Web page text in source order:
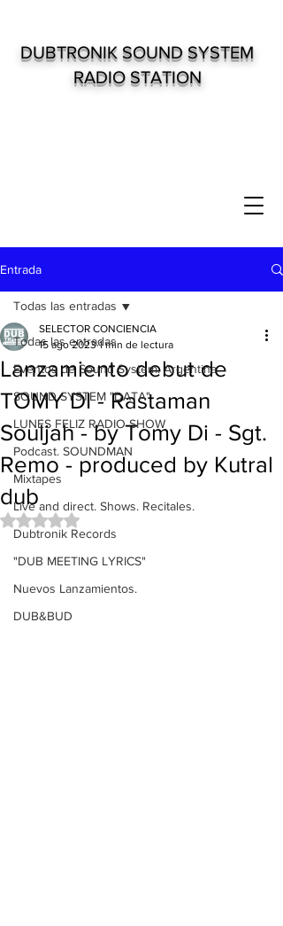
DUBTRONIK SOUND SYSTEM
RADIO STATION
Entrada
Todas las entradas
Eventos de Sound System. Argentina
SOUND SYSTEM "DATA"
LUNES FELIZ RADIO SHOW
Podcast. SOUNDMAN
Mixtapes
Live and direct. Shows. Recitales.
Dubtronik Records
"DUB MEETING LYRICS"
Nuevos Lanzamientos.
DUB&BUD
Todas las entradas
Lanzamiento debut de
TOMY DI - Rastaman
Souljah - by Tomy Di - Sgt.
Remo - produced by Kutral
dub
SELECTOR CONCIENCIA
15 ago 2023 1 min de lectura
Obtuvo NaN de 5 estrellas.